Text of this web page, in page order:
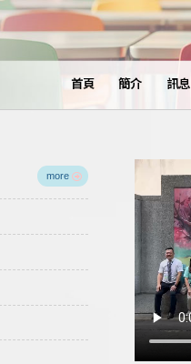
首頁 簡介 訊息
more